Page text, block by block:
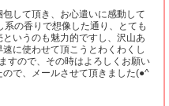
して頂き、お心遣いに感動して
の香りで想像した通り、とても
いうのも魅力的ですし、沢山あ
に使わせて頂こうとわくわくし
すので、その時はよろしくお願い
で、メールさせて頂きました(●^